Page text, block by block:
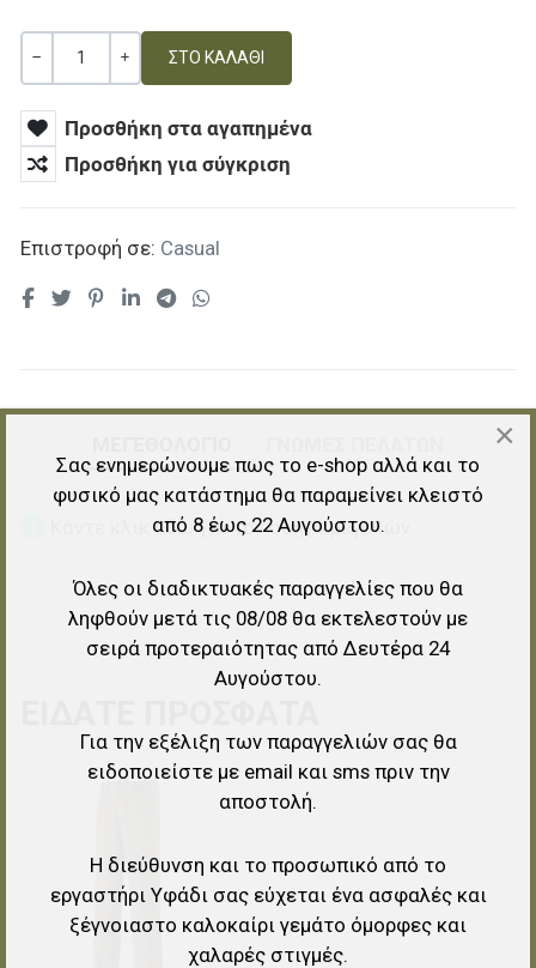
Ποσότητα
Προσθήκη στα αγαπημένα
Προσθήκη για σύγκριση
Επιστροφή σε: Casual
Κάντε κλικ εδώ για τον οδηγό μεγεθών.
Προσθήκη στα αγαπημένα
Γρήγορη ματιά
×
Σας ενημερώνουμε πως το e-shop αλλά και το
φυσικό μας κατάστημα θα παραμείνει κλειστό
από 8 έως 22 Αυγούστου.
Όλες οι διαδικτυακές παραγγελίες που θα
ληφθούν μετά τις 08/08 θα εκτελεστούν με
σειρά προτεραιότητας από Δευτέρα 24
Αυγούστου.
Για την εξέλιξη των παραγγελιών σας θα
ειδοποιείστε με email και sms πριν την
αποστολή.
Η διεύθυνση και το προσωπικό από το
εργαστήρι Υφάδι σας εύχεται ένα ασφαλές και
ξέγνοιαστο καλοκαίρι γεμάτο όμορφες και
χαλαρές στιγμές.